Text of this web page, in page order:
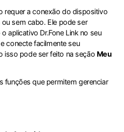
requer a conexão do dispositivo
sem cabo. Ele pode ser
aplicativo Dr.Fone Link no seu
conecte facilmente seu
isso pode ser feito na seção Meu
funções que permitem gerenciar